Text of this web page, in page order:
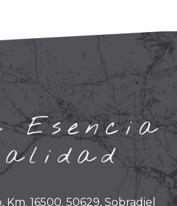
Esencia
16500. 50629, Sobradiel